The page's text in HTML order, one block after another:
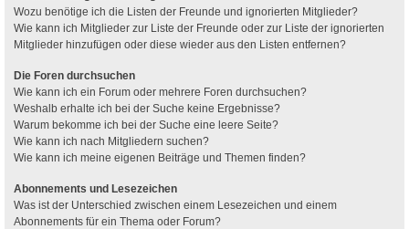
Wozu benötige ich die Listen der Freunde und ignorierten Mitglieder?
Wie kann ich Mitglieder zur Liste der Freunde oder zur Liste der ignorierten
Mitglieder hinzufügen oder diese wieder aus den Listen entfernen?
Die Foren durchsuchen
Wie kann ich ein Forum oder mehrere Foren durchsuchen?
Weshalb erhalte ich bei der Suche keine Ergebnisse?
Warum bekomme ich bei der Suche eine leere Seite?
Wie kann ich nach Mitgliedern suchen?
Wie kann ich meine eigenen Beiträge und Themen finden?
Abonnements und Lesezeichen
Was ist der Unterschied zwischen einem Lesezeichen und einem
Abonnements für ein Thema oder Forum?